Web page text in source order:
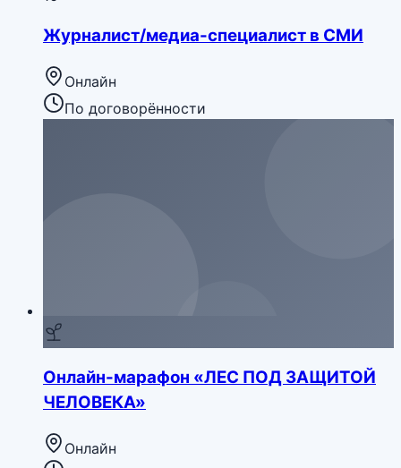
Журналист/медиа-специалист в СМИ
Онлайн
По договорённости
Онлайн-марафон «ЛЕС ПОД ЗАЩИТОЙ
ЧЕЛОВЕКА»
Онлайн